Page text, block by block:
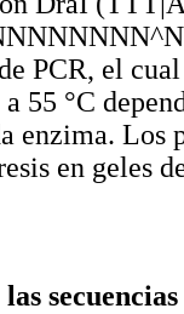
PCR, el
55 °C
enzima. Los
en geles
secuencias